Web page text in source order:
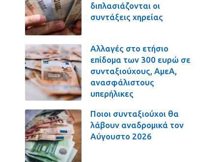
διπλασιάζονται οι
συντάξεις χηρείας
Αλλαγές στο ετήσιο
επίδομα των 300 ευρώ σε
συνταξιούχους, ΑμεΑ,
ανασφάλιστους
υπερήλικες
Ποιοι συνταξιούχοι θα
λάβουν αναδρομικά τον
Αύγουστο 2026